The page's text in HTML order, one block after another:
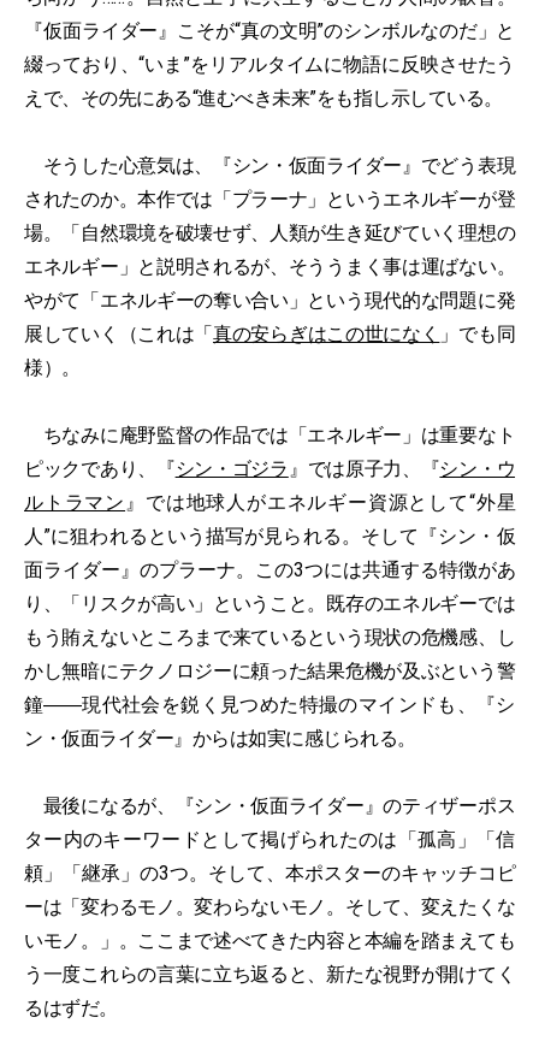
『仮面ライダー』こそが“真の文明”のシンボルなのだ」と
綴っており、“いま”をリアルタイムに物語に反映させたう
えで、その先にある“進むべき未来”をも指し示している。
そうした心意気は、『シン・仮面ライダー』でどう表現
されたのか。本作では「プラーナ」というエネルギーが登
場。「自然環境を破壊せず、人類が生き延びていく理想の
エネルギー」と説明されるが、そううまく事は運ばない。
やがて「エネルギーの奪い合い」という現代的な問題に発
展していく（これは「真の安らぎはこの世になく 」でも同
様）。
ちなみに庵野監督の作品では「エネルギー」は重要なト
ピックであり、『シン・ゴジラ 』では原子力、『シン・ウ
ルトラマン 』では地球人がエネルギー資源として“外星
人”に狙われるという描写が見られる。そして『シン・仮
面ライダー』のプラーナ。この3つには共通する特徴があ
り、「リスクが高い」ということ。既存のエネルギーでは
もう賄えないところまで来ているという現状の危機感、し
かし無暗にテクノロジーに頼った結果危機が及ぶという警
鐘――現代社会を鋭く見つめた特撮のマインドも、『シ
ン・仮面ライダー』からは如実に感じられる。
最後になるが、『シン・仮面ライダー』のティザーポス
ター内のキーワードとして掲げられたのは「孤高」「信
頼」「継承」の3つ。そして、本ポスターのキャッチコピ
ーは「変わるモノ。変わらないモノ。そして、変えたくな
いモノ。」。ここまで述べてきた内容と本編を踏まえても
う一度これらの言葉に立ち返ると、新たな視野が開けてく
るはずだ。